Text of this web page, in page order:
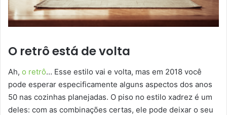
O retrô está de volta
Ah, o retrô… Esse estilo vai e volta, mas em 2018 você
pode esperar especificamente alguns aspectos dos anos
50 nas cozinhas planejadas. O piso no estilo xadrez é um
deles: com as combinações certas, ele pode deixar o seu